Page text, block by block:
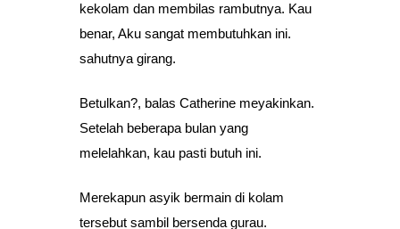
kekolam dan membilas rambutnya. Kau
benar, Aku sangat membutuhkan ini.
sahutnya girang.
Betulkan?, balas Catherine meyakinkan.
Setelah beberapa bulan yang
melelahkan, kau pasti butuh ini.
Merekapun asyik bermain di kolam
tersebut sambil bersenda gurau.